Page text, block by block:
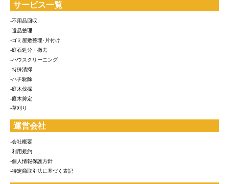
サービス一覧
-不用品回収
-遺品整理
-ゴミ屋敷整理･片付け
-庭石処分・撤去
-ハウスクリーニング
-特殊清掃
-ハチ駆除
-庭木伐採
-庭木剪定
-草刈り
運営会社
-会社概要
-利用規約
-個人情報保護方針
-特定商取引法に基づく表記